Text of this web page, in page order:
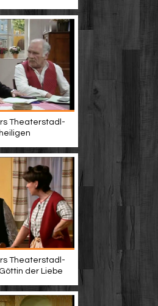
Theaterstadl-
Theaterstadl-
der Liebe